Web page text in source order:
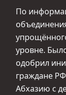
По
уровне.
одобрил
граждане
Абхазию с